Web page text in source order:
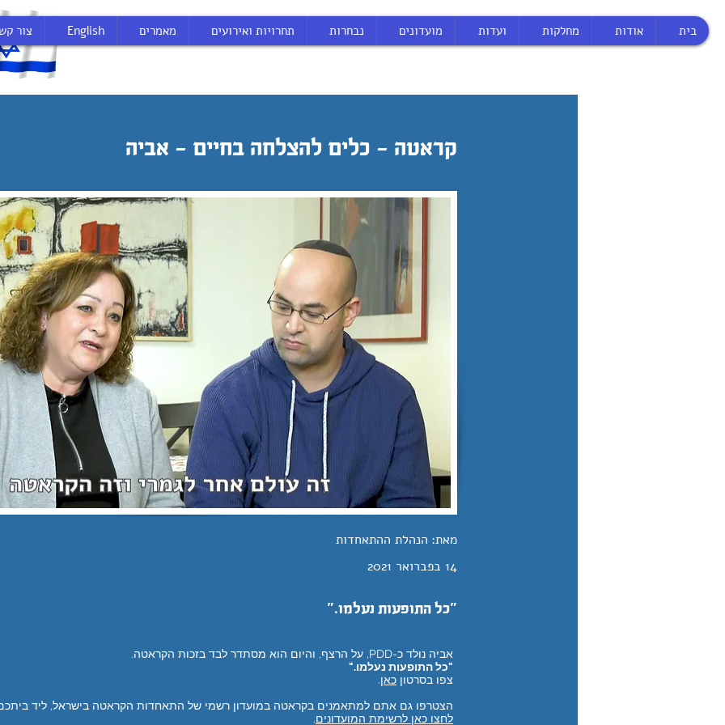
בית אודות מחלקות ועדות מועדונים נבחרות תחרויות ואירועים מאמרים English צור
קראטה - כלים להצלחה בחיים - אביה
הנהלת ההתאחדות מאת:
14 בפברואר 2021
"כל התופעות נעלמו."
אביה נולד כ-PDD, על הרצף, והיום הוא מסתדר לבד בזכות הקראטה.
"כל התופעות נעלמו."
צפו בסרטון כאן.
הצטרפו גם אתם למתאמנים בקראטה במועדון רשמי של התאחדות הקראטה בישראל, ליד
לחצו כאן לרשימת המועדונים.